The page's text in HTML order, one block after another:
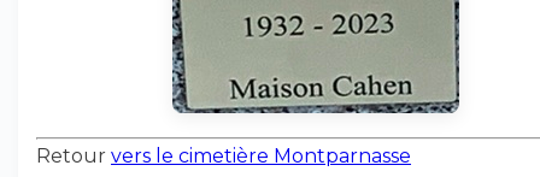
Retour vers le cimetière Montparnasse